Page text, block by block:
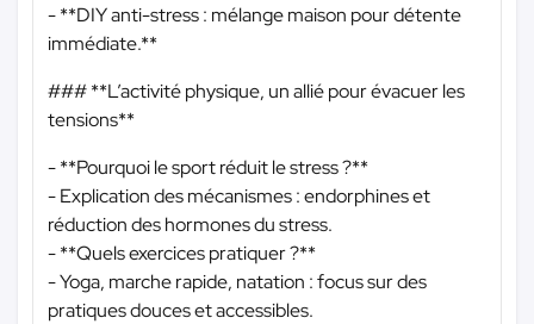
- **DIY anti-stress : mélange maison pour détente
immédiate.**
### **L’activité physique, un allié pour évacuer les
tensions**
- **Pourquoi le sport réduit le stress ?**
- Explication des mécanismes : endorphines et
réduction des hormones du stress.
- **Quels exercices pratiquer ?**
- Yoga, marche rapide, natation : focus sur des
pratiques douces et accessibles.